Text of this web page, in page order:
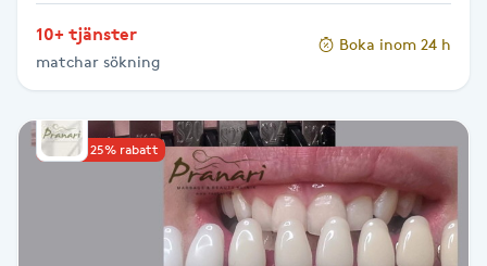
Frekvensterapi
Friskvårdsmassage
10+ tjänster
matchar sökning
Boka inom 24 h
Upp till 25% rabatt